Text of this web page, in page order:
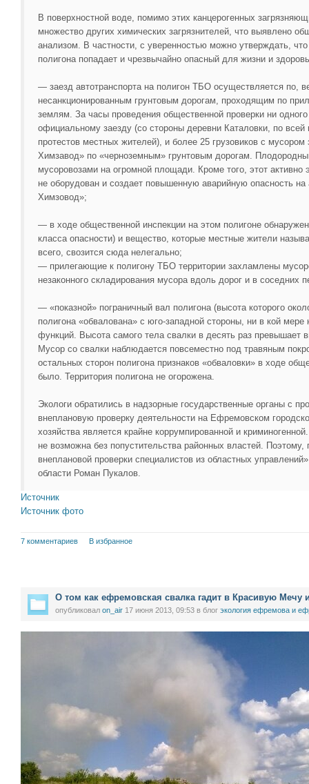
В поверхностной воде, помимо этих канцерогенных
множество других химических загрязнителей, что выявлено
анализом. В частности, с уверенностью можно утверждать,
полигона попадает и чрезвычайно опасный для жизни и
— заезд автотранспорта на полигон ТБО осуществляется по,
несанкционированным грунтовым дорогам, проходящим по
землям. За часы проведения общественной проверки ни
официальному заезду (со стороны деревни Каталовки, по
протестов местных жителей), и более 25 грузовиков с
Химзавод» по «черноземным» грунтовым дорогам.
мусоровозами на огромной площади. Кроме того, этот активно
не оборудован и создает повышенную аварийную опасность
Химзовод»;
— в ходе общественной инспекции на этом полигоне
класса опасности) и вещество, которые местные жители
всего, свозится сюда нелегально;
— прилегающие к полигону ТБО территории захламлены
незаконного складирования мусора вдоль дорог и в соседних
— «показной» пограничный вал полигона (высота которого
полигона «обвалована» с юго-западной стороны, ни в кой
функций. Высота самого тела свалки в десять раз превышает
Мусор со свалки наблюдается повсеместно под травяным
остальных сторон полигона признаков «обваловки» в ходе
было. Территория полигона не огорожена.
Экологи обратились в надзорные государственные органы с
внеплановую проверку деятельности на Ефремовском
хозяйства является крайне коррумпированной и
не возможна без попустительства районных властей.
внеплановой проверки специалистов из областных
области Роман Пукалов.
Источник
Источник фото
7 комментариев В избранное
О том как ефремовская свалка гадит в Красивую Мечу
опубликовал on_air 17 июня 2013, 09:53 в блог экология ефремова и